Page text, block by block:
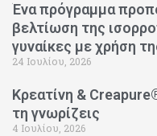
Ένα πρόγραμμα
βελτίωση της
γυναίκες με χρήση
24 Ιουλίου, 2026
Κρεατίνη &
τη γνωρίζεις
4 Ιουλίου, 2026